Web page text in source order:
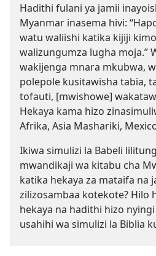
Hadithi fulani ya jamii
Myanmar inasema hivi:
watu waliishi katika kijiji
walizungumza lugha moja.”
wakijenga mnara mkubwa,
polepole kusitawisha tabia,
tofauti, [mwishowe]
Hekaya kama hizo
Afrika, Asia Mashariki,
Ikiwa simulizi la Babeli
mwandikaji wa kitabu cha
katika hekaya za mataifa na
zilizosambaa kotekote? Hilo
hekaya na hadithi hizo
usahihi wa simulizi la Biblia